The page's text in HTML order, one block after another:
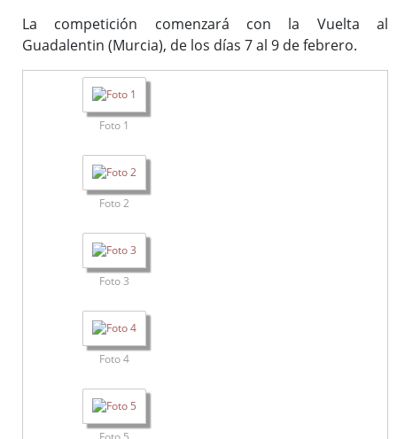
La competición comenzará con la Vuelta al
Guadalentin (Murcia), de los días 7 al 9 de febrero.
Foto 1
Foto 2
Foto 3
Foto 4